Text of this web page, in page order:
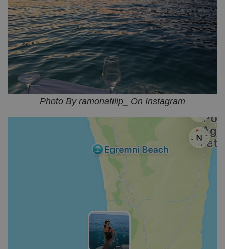
Photo By ramonafilip_ On Instagram